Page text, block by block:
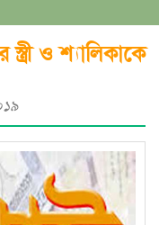
ও শ্যালিকাকে